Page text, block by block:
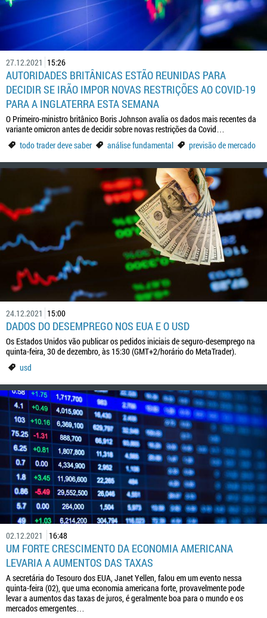
27.12.2021 15:26
AUTORIDADES BRITÂNICAS ESTÃO REUNIDAS PARA
DECIDIR SE IRÃO IMPOR NOVAS RESTRIÇÕES AO COVID-19
PARA A INGLATERRA ESTA SEMANA
O Primeiro-ministro britânico Boris Johnson avalia os dados mais recentes da
variante omicron antes de decidir sobre novas restrições da Covid…
todo trader deve saber
análise fundamental previsão de mercado
24.12.2021 15:00
DADOS DO DESEMPREGO NOS EUA E O USD
Os Estados Unidos vão publicar os pedidos iniciais de seguro-desemprego na
quinta-feira, 30 de dezembro, às 15:30 (GMT+2/horário do MetaTrader).
usd
02.12.2021 16:48
UM FORTE CRESCIMENTO DA ECONOMIA AMERICANA
LEVARIA A AUMENTOS DAS TAXAS
A secretária do Tesouro dos EUA, Janet Yellen, falou em um evento nessa
quinta-feira (02), que uma economia americana forte, provavelmente pode
levar a aumentos das taxas de juros, é geralmente boa para o mundo e os
mercados emergentes…